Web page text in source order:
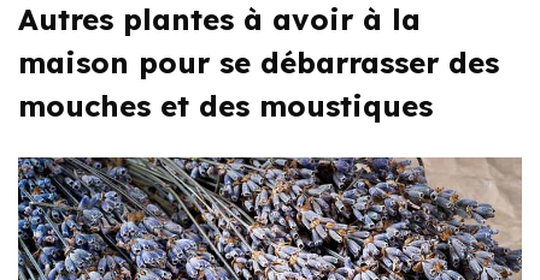
Autres plantes à avoir à la
maison pour se débarrasser des
mouches et des moustiques